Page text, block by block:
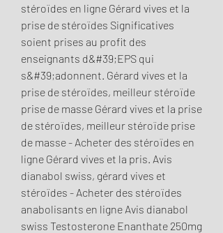
stéroïdes en ligne Gérard vives et la
prise de stéroïdes Significatives
soient prises au profit des
enseignants d&#39;EPS qui
s&#39;adonnent. Gérard vives et la
prise de stéroïdes, meilleur stéroïde
prise de masse Gérard vives et la prise
de stéroïdes, meilleur stéroïde prise
de masse - Acheter des stéroïdes en
ligne Gérard vives et la pris. Avis
dianabol swiss, gérard vives et
stéroïdes - Acheter des stéroïdes
anabolisants en ligne Avis dianabol
swiss Testosterone Enanthate 250mg